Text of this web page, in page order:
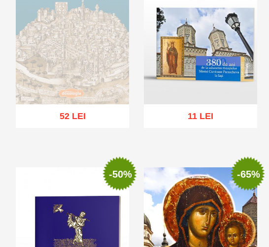
52 LEI
Adaugă în coș Wishlist
11 LEI
-50% -65%